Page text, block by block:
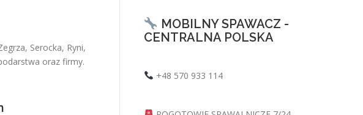
Serocka, Ryni,
oraz firmy.
MOBILNY SPAWACZ -
CENTRALNA POLSKA
+48 570 933 114